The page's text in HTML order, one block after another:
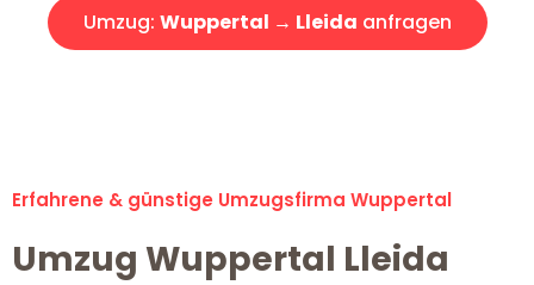
Umzug: Wuppertal → Lleida anfragen
Erfahrene & günstige Umzugsfirma Wuppertal
Umzug Wuppertal Lleida